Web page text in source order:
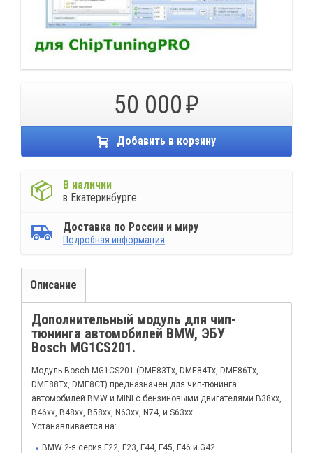
50 000
Добавить в корзину
В наличии
в Екатеринбурге
Доставка по России и миру
Подробная информация
Описание
Дополнительный модуль для чип-
тюнинга автомобилей BMW, ЭБУ
Bosch MG1CS201.
Модуль Bosch MG1CS201 (DME83Tx, DME84Tx, DME86Tx,
DME88Tx, DME8CT) предназначен для чип-тюнинга
автомобилей BMW и MINI с бензиновыми двигателями B38xx,
B46хх, B48xx, B58xx, N63xx, N74, и S63xx.
Устанавливается на:
BMW 2-я серия F22, F23, F44, F45, F46 и G42